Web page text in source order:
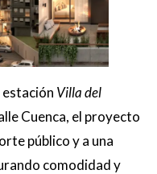
estación Villa del
Cuenca, el proyecto
público y a una
comodidad y